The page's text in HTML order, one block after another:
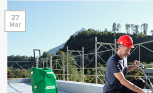
27
Mar